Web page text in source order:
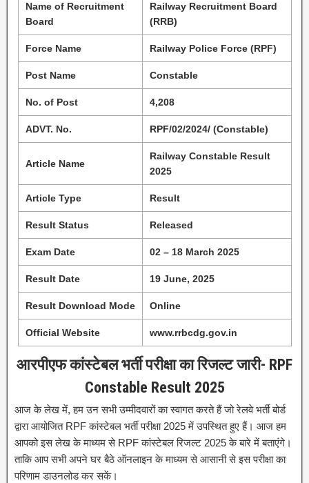
Name of Recruitment
Board
Railway Recruitment Board
(RRB)
Force Name Railway Police Force (RPF)
Post Name Constable
No. of Post 4,208
ADVT. No. RPF/02/2024/ (Constable)
Article Name
Railway Constable Result
2025
Article Type Result
Result Status Released
Exam Date 02 – 18 March 2025
Result Date 19 June, 2025
Result Download Mode Online
Official Website www.rrbcdg.gov.in
आरपीएफ कांस्टेबल भर्ती परीक्षा का रिजल्ट जारी- RPF
Constable Result 2025
आज के लेख में, हम उन सभी उम्मीदवारों का स्वागत करते हैं जो रेलवे भर्ती बोर्ड
द्वारा आयोजित RPF कांस्टेबल भर्ती परीक्षा 2025 में उपस्थित हुए हैं। आज हम
आपको इस लेख के माध्यम से RPF कांस्टेबल रिजल्ट 2025 के बारे में बताएंगे।
ताकि आप सभी अपने घर बैठे ऑनलाइन के माध्यम से आसानी से इस परीक्षा का
परिणाम डाउनलोड कर सकें।